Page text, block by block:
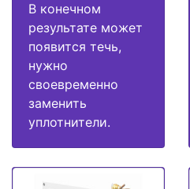
В конечном
результате может
появится течь,
нужно
своевременно
заменить
уплотнители.